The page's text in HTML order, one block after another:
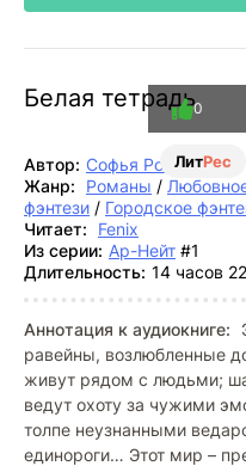
Белая тетрадь
ЛитРес
0
Автор: Софья Ролдугина
Жанр:
Романы /
фэнтези / Городское
Читает:
Fenix
Из серии: Ар-Нейт #1
Длительность: 14 часов
Аннотация к аудиокниге:
равейны, возлюбленные
живут рядом с людьми;
ведут охоту за чужими
толпе неузнанными
единороги… Этот мир –